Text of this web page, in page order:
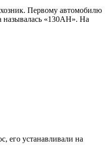
Первому автомобилю
называлась «130АН». На
его устанавливали на